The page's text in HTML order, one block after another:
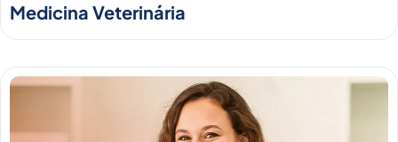
Medicina Veterinária